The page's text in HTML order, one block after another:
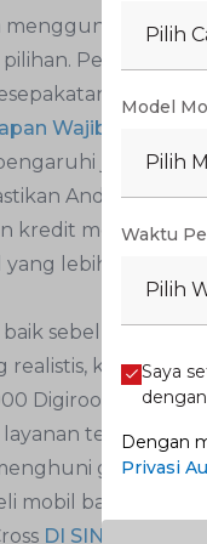
Persentase
yang
Wajib dalam
jumlah
Anda telah
mobil.
yang lebih besar
sebelum
Digiroom
terbaik.
garasi
mobil baru Yaris
DI SINI
Pilih
Model
Pilih
Waktu
Pilih
Saya
dengan
Dengan
Privasi